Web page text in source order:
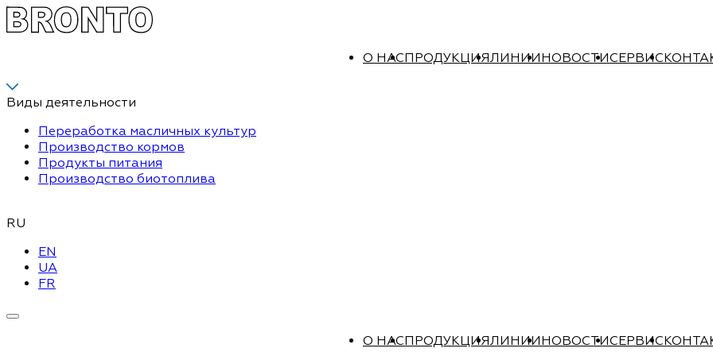
О НАСПРОДУКЦИЯЛИНИИНОВОСТИСЕРВИС
Виды деятельности
Переработка масличных культур
Производство кормов
Продукты питания
Производство биотоплива
RU
EN
UA
FR
О НАСПРОДУКЦИЯЛИНИИНОВОСТИСЕРВИС